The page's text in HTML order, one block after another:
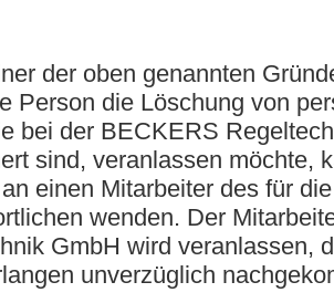
der oben genannten
Person die Löschung von
bei der BECKERS
sind, veranlassen möchte,
einen Mitarbeiter des für
wenden. Der
GmbH wird veranlassen,
unverzüglich